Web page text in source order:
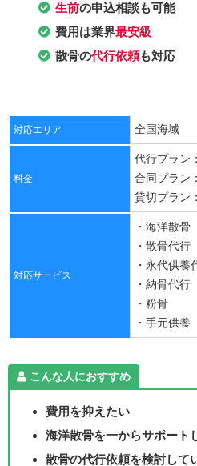
生前の申込相談も可能
費用は業界最安級
散骨の代行依頼も対応
対応エリア 全国海域
料金
代行プラン
合同プラン
貸切プラン
対応サービス
・海洋散骨
・散骨代行
・永代供養
・納骨代行
・粉骨
・手元供養
こんな人におすすめ
費用を抑えたい
海洋散骨を一からサポート
散骨の代行依頼を検討して